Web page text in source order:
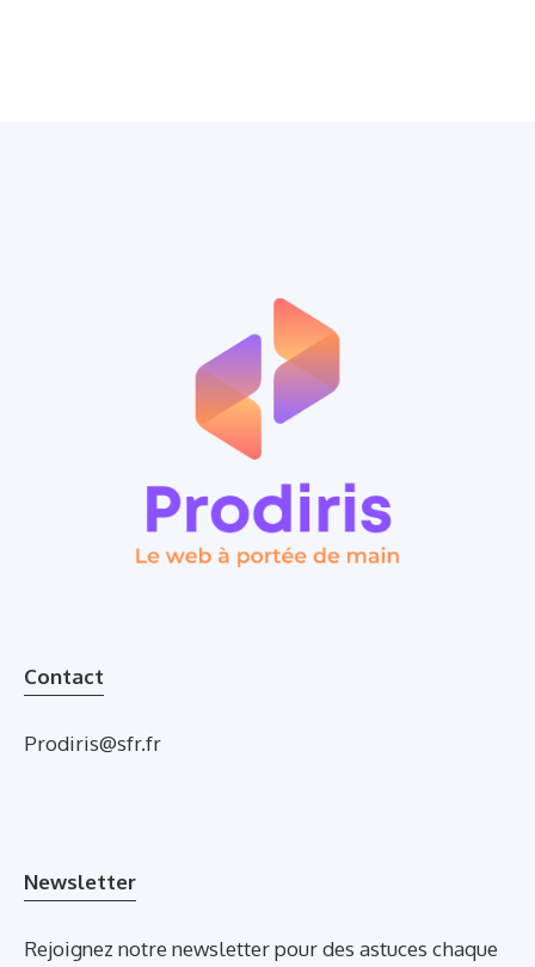
Contact
Prodiris@sfr.fr
Newsletter
Rejoignez notre newsletter pour des astuces chaque